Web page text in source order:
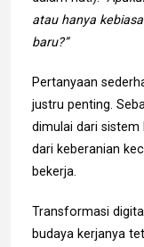
atau hanya
baru?”
Pertanyaan
justru penting.
dimulai dari sistem
dari keberanian
bekerja.
Transformasi
budaya kerjanya